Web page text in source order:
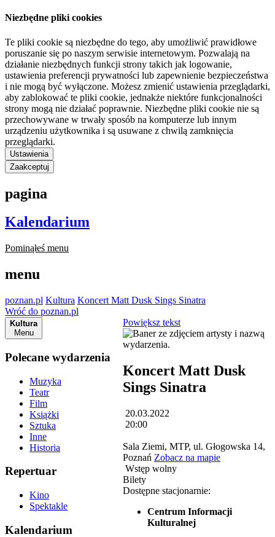
Niezbędne pliki cookies
Te pliki cookie są niezbędne do tego, aby umożliwić prawidłowe
poruszanie się po naszym serwisie internetowym. Pozwalają na
działanie niezbędnych funkcji strony takich jak logowanie,
ustawienia preferencji prywatności lub zapewnienie bezpieczeństwa
i nie mogą być wyłączone. Możesz zmienić ustawienia przeglądarki,
aby zablokować te pliki cookie, jednakże niektóre funkcjonalności
strony mogą nie działać poprawnie. Niezbędne pliki cookie nie są
przechowywane w trwały sposób na komputerze lub innym
urządzeniu użytkownika i są usuwane z chwilą zamknięcia
przeglądarki.
Ustawienia
Zaakceptuj
pagina
Kalendarium
Pominąłeś menu
menu
poznan.pl Kultura Koncert Matt Dusk Sings Sinatra
Wróć do poznan.pl
Kultura
Menu
Polecane wydarzenia
Muzyka
Teatr
Film
Książki
Sztuka
Inne
Historia
Repertuar
Kino
Spektakle
Kalendarium
Powiększ tekst
Koncert Matt Dusk
Sings Sinatra
20.03.2022
20:00
Sala Ziemi, MTP, ul. Głogowska 14,
Poznań Zobacz na mapie
Wstęp wolny
Bilety
Dostępne stacjonarnie:
Centrum Informacji
Kulturalnej